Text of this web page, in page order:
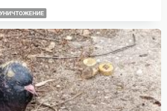
УНИЧТОЖЕНИЕ